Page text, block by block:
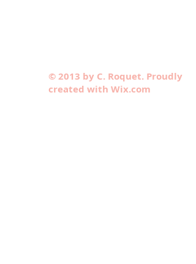
© 2013 by C. Roquet. Proudly
created with Wix.com